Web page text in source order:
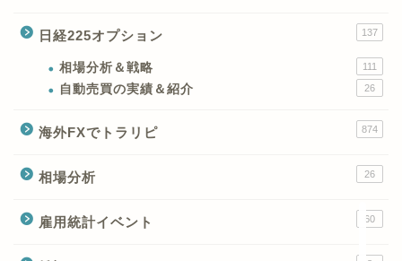
日経225オプション 137
相場分析＆戦略 111
自動売買の実績＆紹介 26
海外FXでトラリピ 874
相場分析 26
雇用統計イベント 60